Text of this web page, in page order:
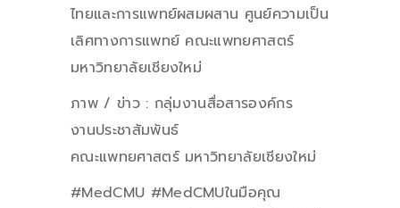
ไทยและการแพทย์ผสมผสาน ศูนย์ความเป็น
เลิศทางการแพทย์ คณะแพทยศาสตร์
มหาวิทยาลัยเชียงใหม่
ภาพ / ข่าว : กลุ่มงานสื่อสารองค์กร
งานประชาสัมพันธ์
คณะแพทยศาสตร์ มหาวิทยาลัยเชียงใหม่
#MedCMU #MedCMUในมือคุณ